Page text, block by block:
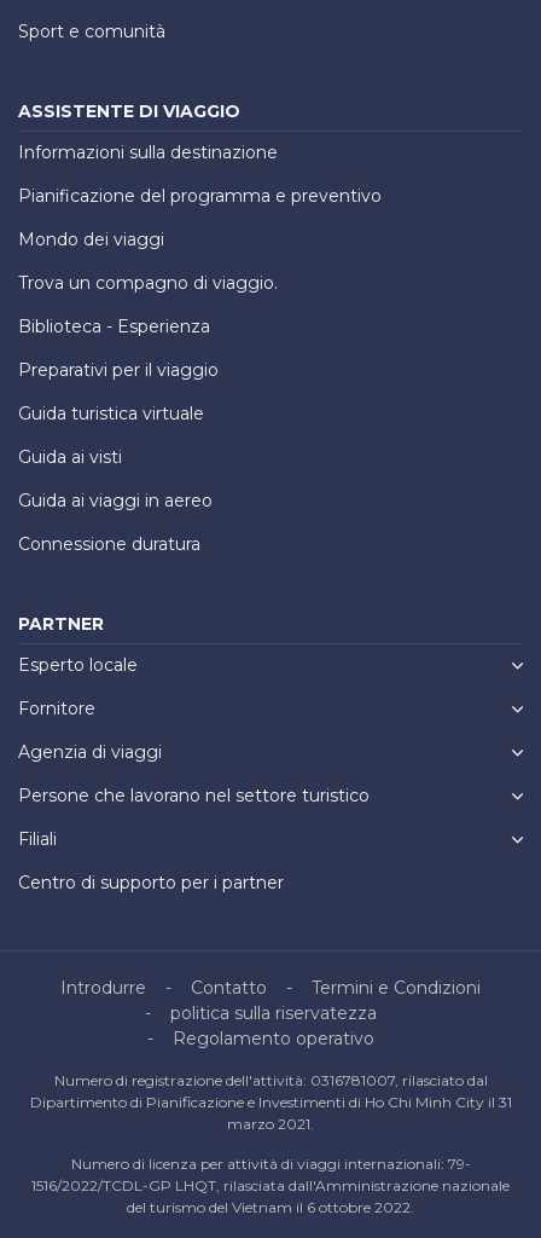
Sport e comunità
ASSISTENTE DI VIAGGIO
Informazioni sulla destinazione
Pianificazione del programma e preventivo
Mondo dei viaggi
Trova un compagno di viaggio.
Biblioteca - Esperienza
Preparativi per il viaggio
Guida turistica virtuale
Guida ai visti
Guida ai viaggi in aereo
Connessione duratura
PARTNER
Esperto locale
Fornitore
Agenzia di viaggi
Persone che lavorano nel settore turistico
Filiali
Centro di supporto per i partner
Introdurre Contatto
Termini e Condizioni
politica sulla riservatezza
Regolamento operativo
Numero di registrazione dell'attività: 0316781007, rilasciato dal
Dipartimento di Pianificazione e Investimenti di Ho Chi Minh City il 31
marzo 2021.
Numero di licenza per attività di viaggi internazionali: 79-
1516/2022/TCDL-GP LHQT, rilasciata dall'Amministrazione nazionale
del turismo del Vietnam il 6 ottobre 2022.